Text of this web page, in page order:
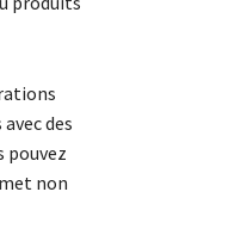
des
pouvez
non